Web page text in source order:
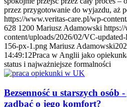
przez przygotowanie do wyjazdu, aż
https://www.veritas-care.pl/wp-
628 1200 Mariusz Adamowski
content/uploads/2026/02/VC-
156-px-1.png Mariusz Adamowski
14:49:12Praca w Anglii jako
status i najważniejsze formalności
Bezsenność u starszych osób
zadbać o jego komfort?